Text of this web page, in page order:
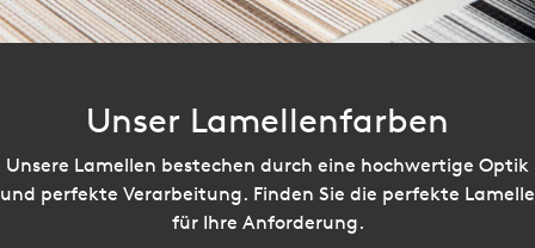
Unser Lamellenfarben
Unsere Lamellen bestechen durch eine hochwertige Optik
und perfekte Verarbeitung. Finden Sie die perfekte Lamelle
für Ihre Anforderung.